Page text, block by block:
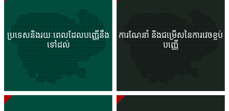
ប្រទេសនិងរយៈពេលដែលបញ្ញើនឹង
ទៅដល់
ការណែនាំ និងជម្រើសនៃការវេចខ្ចប់
បញ្ញើ